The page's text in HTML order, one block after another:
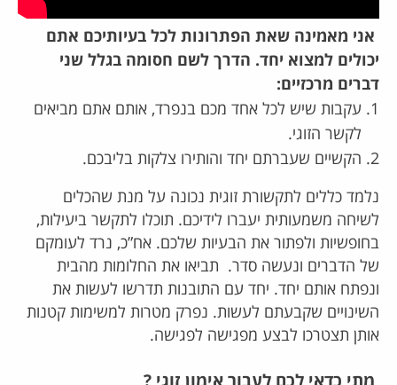
אני מאמינה שאת הפתרונות לכל בעיותיכם אתם
יכולים למצוא יחד. הדרך לשם חסומה בגלל שני
דברים מרכזיים:
עקבות שיש לכל אחד מכם בנפרד, אותם אתם מביאים
לקשר הזוגי.
הקשיים שעברתם יחד והותירו צלקות בליבכם.
נלמד כללים לתקשורת זוגית נכונה על מנת שהכלים
לשיחה משמעותית יעברו לידיכם. תוכלו לתקשר ביעילות,
בחופשיות ולפתור את הבעיות שלכם. אח”כ, נרד לעומקם
של הדברים ונעשה סדר. תביאו את החלומות מהבית
ונפתח אותם יחד. יחד עם התובנות תדרשו לעשות את
השינויים שקבעתם לעשות. נפרק מטרות למשימות קטנות
אותן תצטרכו לבצע מפגישה לפגישה.